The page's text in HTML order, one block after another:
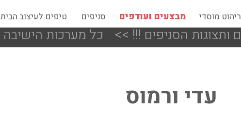
ריהוט מוסדי מבצעים ועודפים סניפים טיפים לעיצוב הבית
כל מערכות הישיבה ב 25% הנחה <<
עדי ורמוס